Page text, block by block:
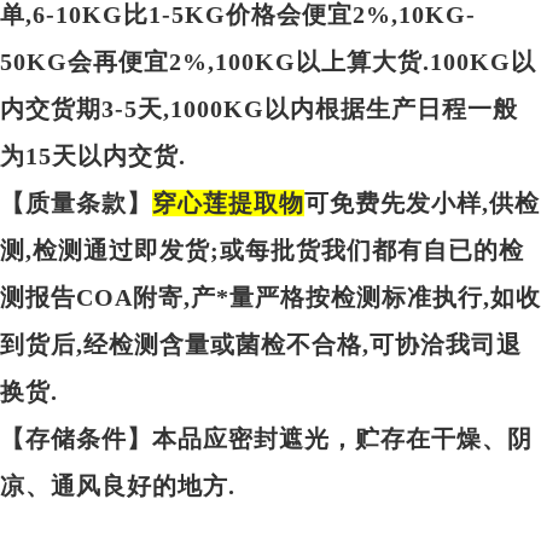
单,6-10KG比1-5KG价格会便宜2%,10KG-
50KG会再便宜2%,100KG以上算大货.100KG以
内交货期3-5天,1000KG以内根据生产日程一般
为15天以内交货.
【质量条款】 穿心莲提取物可免费先发小样,供检
测,检测通过即发货;或每批货我们都有自已的检
测报告COA附寄,产*量严格按检测标准执行,如收
到货后,经检测含量或菌检不合格,可协洽我司退
换货.
【存储条件】本品应密封遮光，贮存在干燥、阴
凉、通风良好的地方.